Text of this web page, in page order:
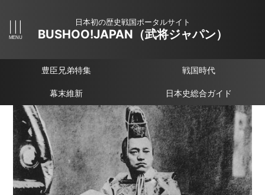
日本初の歴史戦国ポータルサイト
BUSHOO!JAPAN（武将ジャパン）
豊臣兄弟特集 戦国時代
幕末維新 日本史総合ガイド